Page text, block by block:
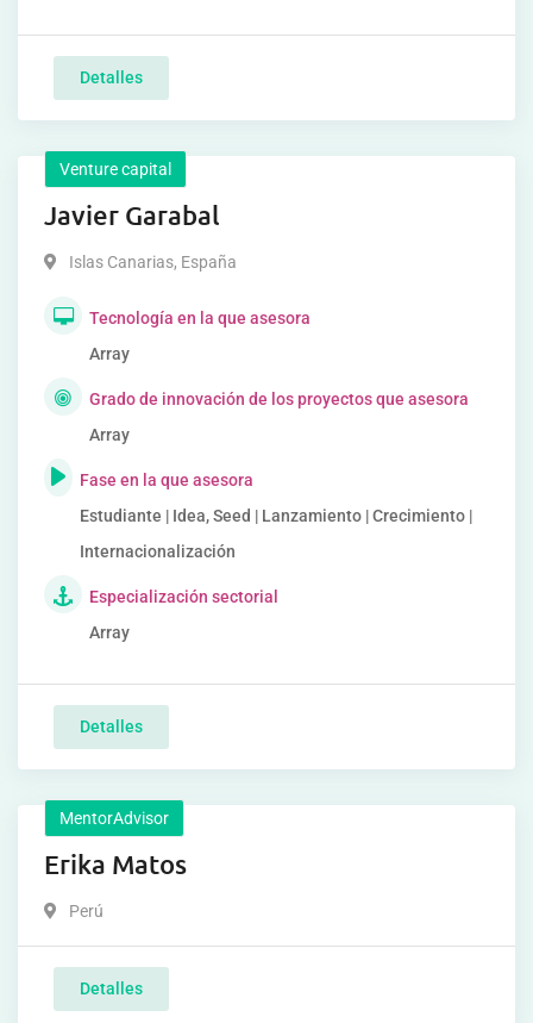
Detalles
Venture capital
Javier Garabal
Islas Canarias, España
Tecnología en la que asesora
Array
Grado de innovación de los proyectos que asesora
Array
Fase en la que asesora
Estudiante | Idea, Seed | Lanzamiento | Crecimiento |
Internacionalización
Especialización sectorial
Array
Detalles
MentorAdvisor
Erika Matos
Perú
Detalles